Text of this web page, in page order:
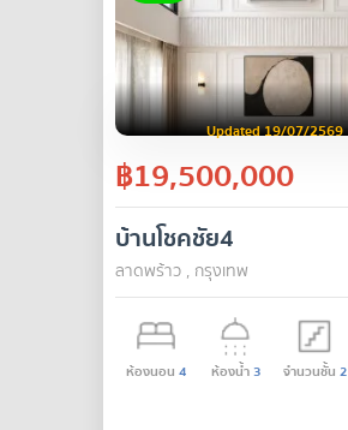
Updated 19/07/2569
฿19,500,000
บ้านโชคชัย4
ลาดพร้าว , กรุงเทพ
ห้องนอน 4 ห้องน้ำ3 จำนวนชั้น 2